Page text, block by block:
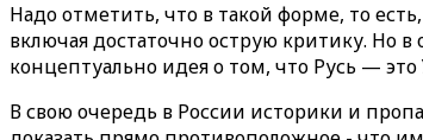
Надо отметить, что в такой форме, то
включая достаточно острую критику. Но
концептуально идея о том, что Русь —
В свою очередь в России историки и